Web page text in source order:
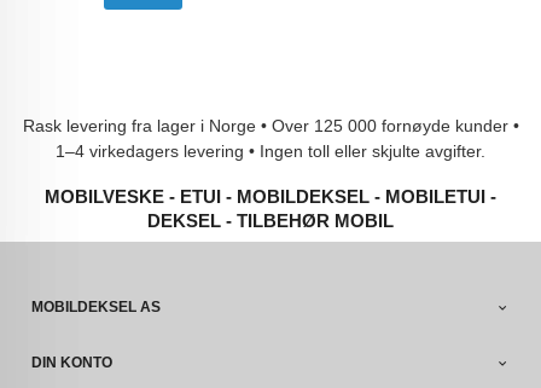
Rask levering fra lager i Norge • Over 125 000 fornøyde kunder •
1–4 virkedagers levering • Ingen toll eller skjulte avgifter.
MOBILVESKE - ETUI - MOBILDEKSEL - MOBILETUI -
DEKSEL - TILBEHØR MOBIL
MOBILDEKSEL AS
DIN KONTO